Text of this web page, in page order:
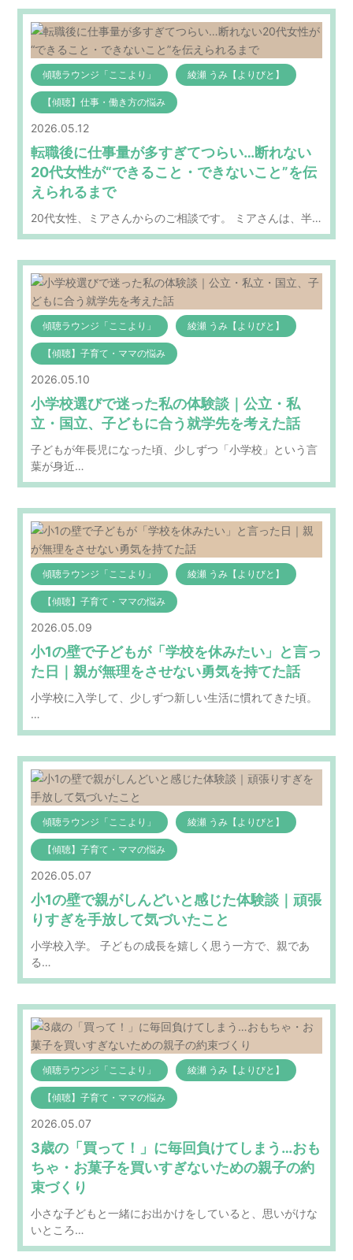
傾聴ラウンジ「ここより」 綾瀬 うみ【よりびと】
【傾聴】仕事・働き方の悩み
2026.05.12
転職後に仕事量が多すぎてつらい…断れない
20代女性が“できること・できないこと”を伝
えられるまで
20代女性、ミアさんからのご相談です。 ミアさんは、半…
傾聴ラウンジ「ここより」 綾瀬 うみ【よりびと】
【傾聴】子育て・ママの悩み
2026.05.10
小学校選びで迷った私の体験談｜公立・私
立・国立、子どもに合う就学先を考えた話
子どもが年長児になった頃、少しずつ「小学校」という言
葉が身近…
傾聴ラウンジ「ここより」 綾瀬 うみ【よりびと】
【傾聴】子育て・ママの悩み
2026.05.09
小1の壁で子どもが「学校を休みたい」と言っ
た日｜親が無理をさせない勇気を持てた話
小学校に入学して、少しずつ新しい生活に慣れてきた頃。
…
傾聴ラウンジ「ここより」 綾瀬 うみ【よりびと】
【傾聴】子育て・ママの悩み
2026.05.07
小1の壁で親がしんどいと感じた体験談｜頑張
りすぎを手放して気づいたこと
小学校入学。 子どもの成長を嬉しく思う一方で、親であ
る…
傾聴ラウンジ「ここより」 綾瀬 うみ【よりびと】
【傾聴】子育て・ママの悩み
2026.05.07
3歳の「買って！」に毎回負けてしまう…おも
ちゃ・お菓子を買いすぎないための親子の約
束づくり
小さな子どもと一緒にお出かけをしていると、思いがけな
いところ…